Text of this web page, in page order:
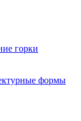
горки
формы